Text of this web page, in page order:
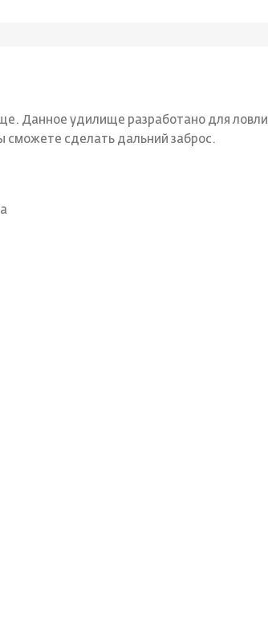
Данное удилище разработано для ловли
сможете сделать дальний заброс.